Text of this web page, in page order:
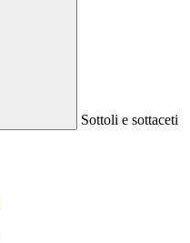
Sottoli e sottaceti